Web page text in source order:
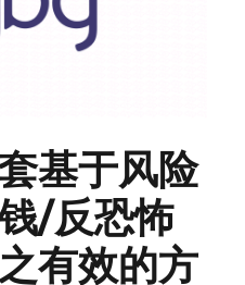
基于风险
/反恐怖
有效的方